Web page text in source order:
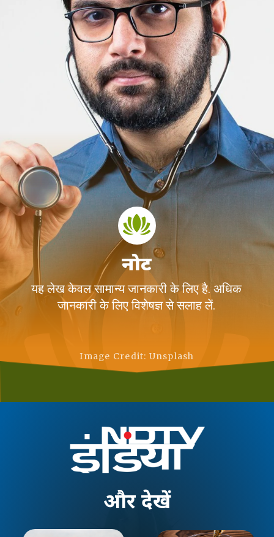
नोट
यह लेख केवल सामान्य जानकारी के लिए है. अधिक
जानकारी के लिए विशेषज्ञ से सलाह लें.
Image Credit: Unsplash
और देखें